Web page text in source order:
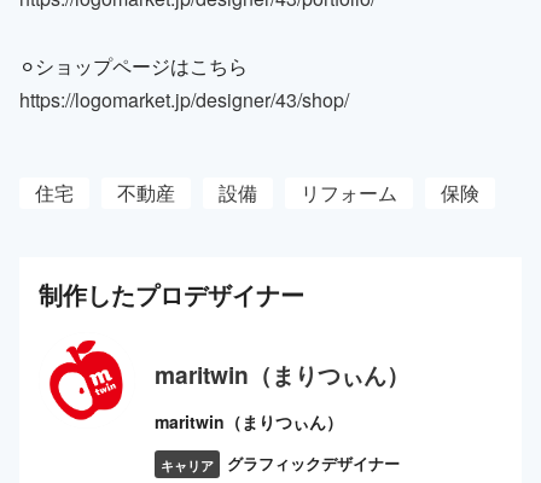
⚪︎ショップページはこちら
https://logomarket.jp/designer/43/shop/
住宅 不動産 設備 リフォーム 保険
制作したプロデザイナー
maritwin（まりつぃん）
maritwin（まりつぃん）
キャリア グラフィックデザイナー